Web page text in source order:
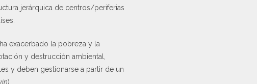
jerárquica de centros/periferias
exacerbado la pobreza y la
y destrucción ambiental,
y deben gestionarse a partir de un
).